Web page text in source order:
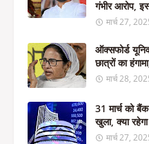
गंभीर आरोप,
मार्च 27,
ऑक्सफोर्ड
छात्रों का
मार्च 28,
31 मार्च को
खुला, क्या
मार्च 27,